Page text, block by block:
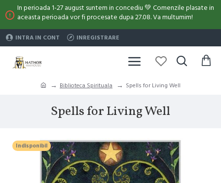
In perioada 1-27 august suntem in concediu 💚 Comenzile plasate in
aceasta perioada vor fi procesate dupa 27.08. Va multumim!
INTRA IN CONT INREGISTRARE
Biblioteca Spirituala Spells for Living Well
Spells for Living Well
Indisponibil